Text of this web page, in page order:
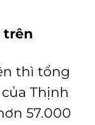
trên
thì tổng
Thịnh
57.000